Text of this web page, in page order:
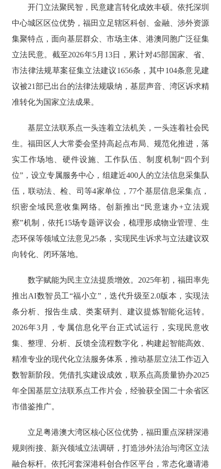
开门立法聚民智，民意建言转化成效丰硕。依托深圳
中心城区区位优势，福田立足辖区科创、金融、涉外资源
集聚特点，面向基层群众、市场主体、港澳同胞广泛征集
立法民意。截至2026年5月13日，累计对45部国家、省、
市法律法规草案征集立法建议1656条，其中104条意见建
议被21部已出台的法律法规吸纳，基层声音、湾区诉求精
准转化为国家立法成果。
基层立法联系点一头连着立法机关，一头连着社会民
生。福田区人大常委会坚持高起点布局、规范化推进，落
实工作场地、硬件设施、工作队伍、制度机制“四个到
位”，设立专属服务中心，组建近400人的立法信息采集队
伍，联动法、检、司等4家单位，77个基层信息采集点，
织密全域民意收集网络。创新推出“民意速办+立法观
察”机制，依托15场专题评议会，梳理形成物业管理、生
态环保等领域立法意见25条，实现民生诉求与立法建议双
向转化、闭环落地。
数字赋能为民主立法提质增效。2025年初，福田率先
推出AI数智员工“福小立”，迭代升级至2.0版本，实现法
条分析、报告生成、类案研判、建议提炼智能化运转。
2026年3月，专属信息化平台正式试运行，实现民意收
集、整理、分析、反馈全流程数字化，构建起智能高效、
精准专业的现代化立法服务体系，推动基层立法工作迈入
数智新阶段。凭借扎实建设成效，联系点高质量协办2025
年全国基层立法联系点工作片会，经验获全国二十余省区
市借鉴推广。
立足粤港澳大湾区核心区位优势，福田重点深耕深港
规则衔接、新兴领域立法调研，打造涉外法治与湾区立法
融合标杆。依托河套深港科创合作区平台，常态化邀请港